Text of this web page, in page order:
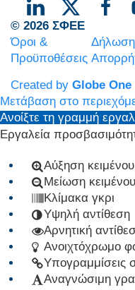
© 2026 ΣΦΕΕ
Όροι &
Προϋποθέσεις
Δήλωση
Created by Globe
Μετάβαση στο
Ανοίξτε τη γραμμή
Εργαλεία
Αύξηση κειμένου
Μείωση κειμένου
Κλίμακα γκρι
Υψηλή αντίθεση
Αρνητική
Ανοιχτόχρωμο
Υπογραμμίσεις
Αναγνώσιμη